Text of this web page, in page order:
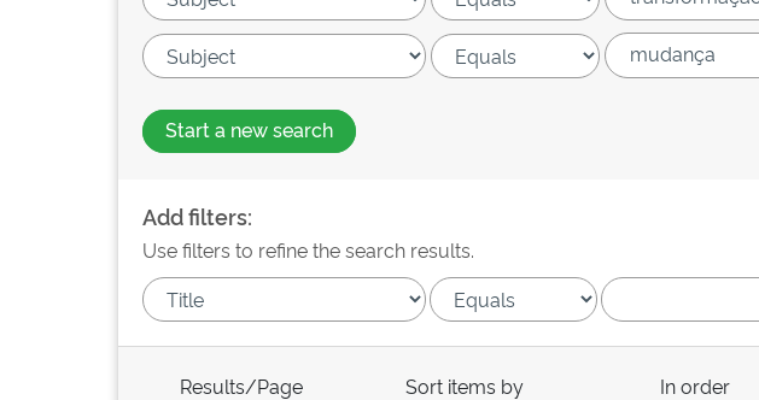
Start a new search
Add filters:
Use filters to refine the search results.
Results/Page Sort items by In order